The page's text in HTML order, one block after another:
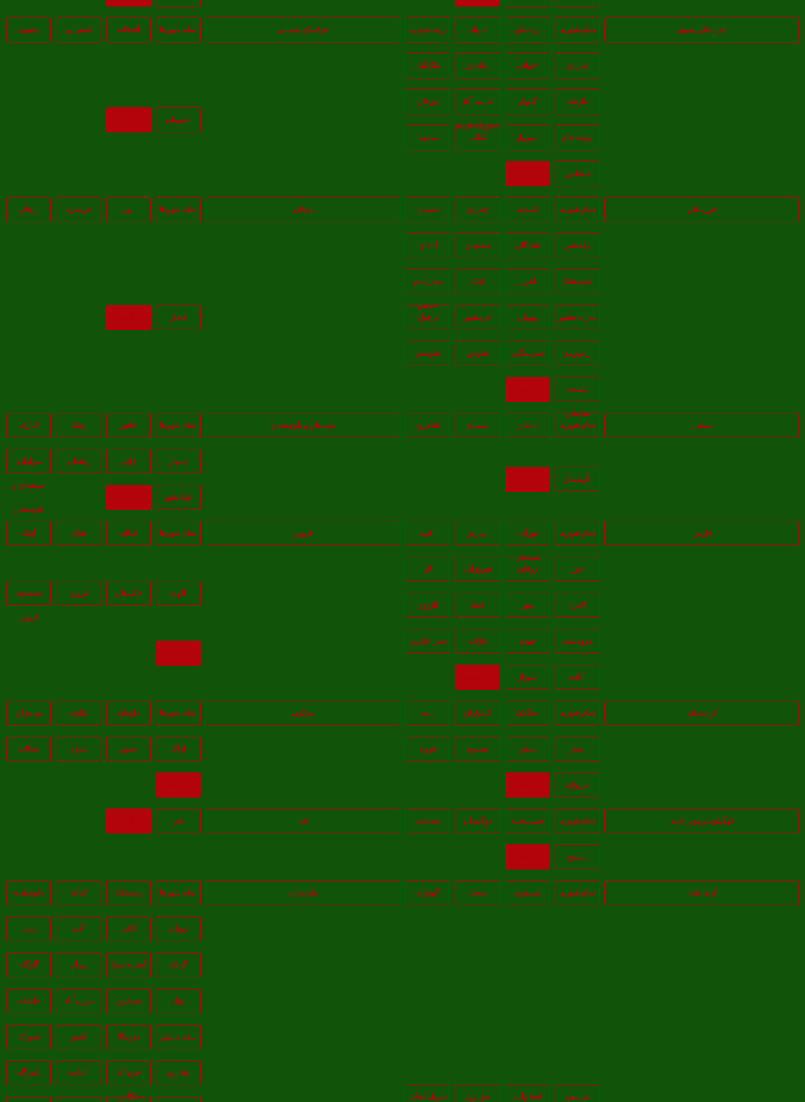
خراسان رضوی تمام شهر‌ها بردسکن تایباد تربت‌حیدریه
چناران خواف شاندیز ملک‌آباد
طرقبه گلبهار قاسم آباد
(شهرک غرب)
قوچان
تربت جام سبزوار گناباد مشهد
نيشابور
خراسان شمالی تمام شهر‌ها آشخانه اسفراين بجنورد
شيروان
خوزستان تمام شهر‌ها امیدیه چمران حمیدیه
رامشیر شادگان هندیجان آبادان
انديمشک اهواز ايذه بندر امام
خميني
بندر ماهشهر
بهبهان خرمشهر دزفول
رامهرمز سوسنگرد شوش شوشتر
مسجد
سليمان
زنجان تمام شهر‌ها ابهر خرمدره زنجان
قيدار
سمنان تمام شهر‌ها دامغان سمنان شاهرود
گرمسار
سیستان و بلوچستان تمام شهر‌ها خاش زهک کنارک
چابهار زابل زاهدان سراوان-
سيستان و
بلوچستان
ايرانشهر
فارس تمام شهر‌ها نورآباد
ممسنی
نی‌ریز اقلید
خور زرقان فیروزآباد لار
لامرد مهر فسا کازرون
مرودشت جهرم داراب صدرا-فارس
آباده شيراز
قزوین تمام شهر‌ها اقبالیه شال آبيک
الوند تاکستان قزوين محمديه-
قزوين
کردستان تمام شهر‌ها دهگلان کامیاران بانه
بيجار سقز سنندج قروه
مريوان
مرکزی تمام شهر‌ها دلیجان شازند مهاجران
اراک خمين ساوه محلات
کهگیلویه و بویراحمد تمام شهر‌ها سی‌سخت دوگنبدان دهدشت
ياسوج
قم قم
کرمانشاه تمام شهر‌ها بیستون صحنه گهواره
هرسین اسلام‌‌آباد جوانرود سرپل ذهاب
مازندران تمام شهر‌ها رستمکالا کیاکلا دابودشت
رویان گتاب آکند رینه
گزنک آستانه سرا زیرآب گلوگاه
پول سرخرود مرزن‌آباد طبقده
سلمان‌شهر مرزیکلا کجور سورک
نشتارود خرم‌آباد
(تنکابن)
آلاشت شیرگاه